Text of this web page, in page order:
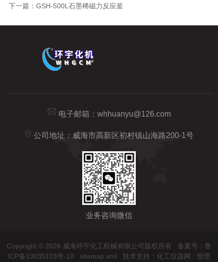
下一篇： GSH-500L石墨稀磁力反应釜
电子邮箱： whhuanyu@126.com
公司地址：威海市高新区初村镇山海路200-1号
业务咨询微信
Copyright © 2026 威海环宇化工机械有限公司版权所有 备案号：鲁
ICP备10035103号-10
sitemap.xml 技术支持： 化工仪器网 管理